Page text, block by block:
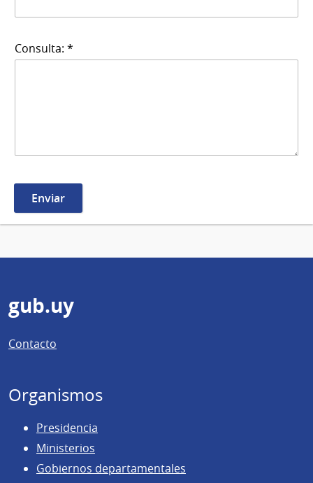
Consulta: *
Pie
de
página
gub.uy
Contacto
Organismos
Presidencia
Ministerios
Gobiernos departamentales